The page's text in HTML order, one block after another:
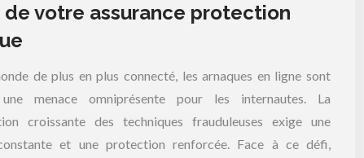
votre assurance protection
de plus en plus connecté, les arnaques en ligne sont
une menace omniprésente pour les internautes. La
croissante des techniques frauduleuses exige une
et une protection renforcée. Face à ce défi,